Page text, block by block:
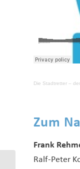
Die Stadtretter –
Zum
Frank
Ralf-Peter